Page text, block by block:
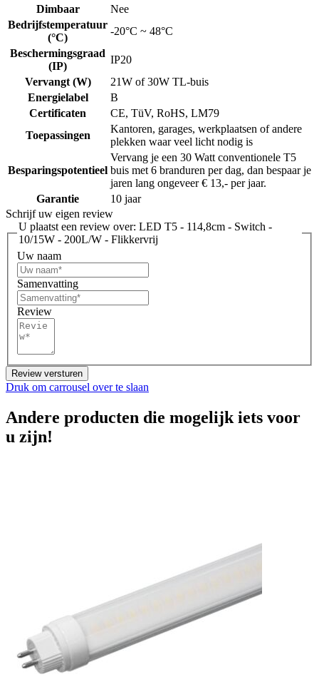
Dimbaar
Nee
Bedrijfstemperatuur
(°C)
-20°C ~ 48°C
Beschermingsgraad
(IP)
IP20
Vervangt (W)
21W of 30W TL-buis
Energielabel
B
Certificaten
CE, TüV, RoHS, LM79
Toepassingen
Kantoren, garages, werkplaatsen of andere
plekken waar veel licht nodig is
Besparingspotentieel
Vervang je een 30 Watt conventionele T5
buis met 6 branduren per dag, dan bespaar je
jaren lang ongeveer € 13,- per jaar.
Garantie
10 jaar
Schrijf uw eigen review
U plaatst een review over: LED T5 - 114,8cm - Switch -
10/15W - 200L/W - Flikkervrij
Uw naam
Samenvatting
Review
Review versturen
Druk om carrousel over te slaan
Andere producten die mogelijk iets voor
u zijn!